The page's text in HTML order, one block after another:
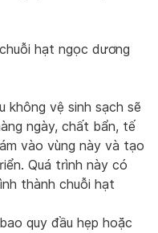
hạt ngọc dương
không vệ sinh sạch sẽ
ngày, chất bẩn, tế
vào vùng này và tạo
Quá trình này có
thành chuỗi hạt
quy đầu hẹp hoặc